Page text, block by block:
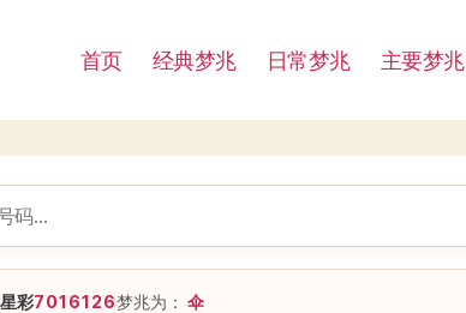
首页 经典梦兆 日常梦兆 主要梦兆
彩7016126梦兆为：伞